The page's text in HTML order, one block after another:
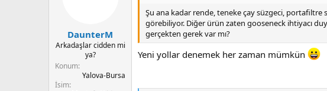
DaunterM
Arkadaşlar cidden mi
ya?
Konum
Yalova-Bursa
İsim
Şu ana kadar rende, teneke çay süzgeci, portafiltre
görebiliyor. Diğer ürün zaten gooseneck ihtiyacı
gerçekten gerek var mı?
Yeni yollar denemek her zaman mümkün